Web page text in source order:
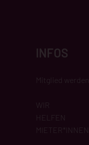
INFOS
Mitglied werden
WIR
HELFEN
MIETER*INNEN